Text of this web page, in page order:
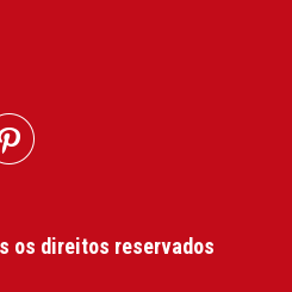
os direitos reservados